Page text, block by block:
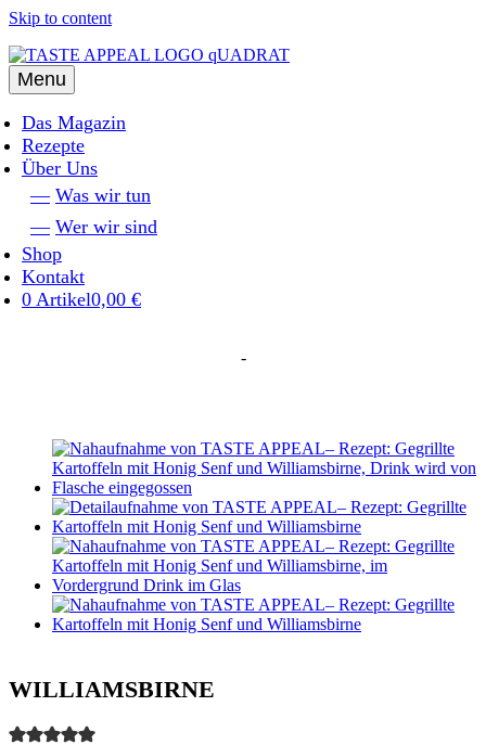
Skip to content
Menu
Das Magazin
Rezepte
Über Uns
Was wir tun
Wer wir sind
Shop
Kontakt
0 Artikel0,00 €
-
WILLIAMSBIRNE